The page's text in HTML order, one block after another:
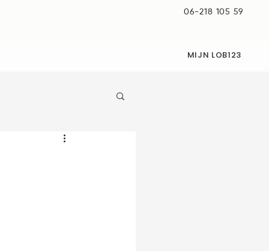
06-218 105 59
MIJN LOB123